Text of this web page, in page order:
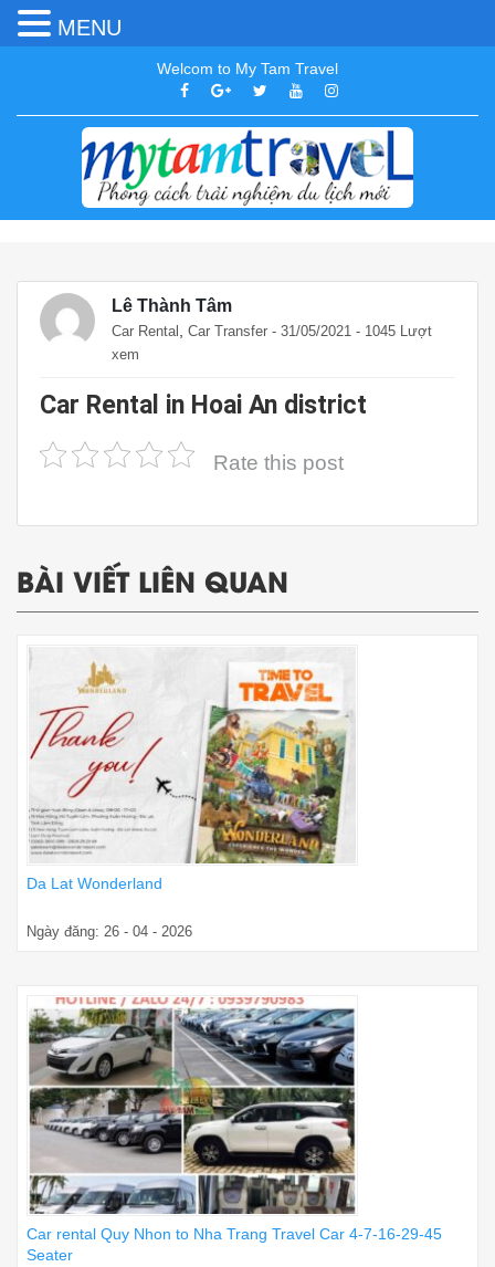
Welcom to My Tam Travel
Lê Thành Tâm
Car Rental Car Transfer - 31/05/2021 - 1045 Lượt
xem
Car Rental in Hoai An district
Rate this post
BÀI VIẾT LIÊN QUAN
Da Lat Wonderland
Ngày đăng: 26 - 04 - 2026
Car rental Quy Nhon to Nha Trang Travel Car 4-7-16-29-45
Seater
MENU